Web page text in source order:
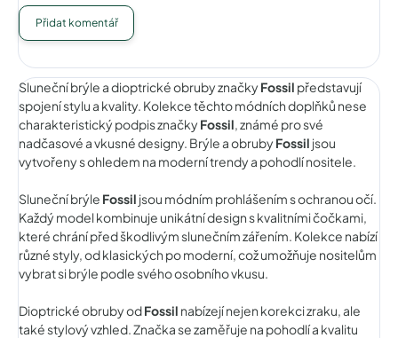
Přidat komentář
Sluneční brýle a dioptrické obruby značkyFossil představují
spojení stylu a kvality. Kolekce těchto módních doplňků nese
charakteristický podpis značkyFossil, známé pro své
nadčasové a vkusné designy. Brýle a obrubyFossil jsou
vytvořeny s ohledem na moderní trendy a pohodlí nositele.
Sluneční brýle Fossil jsou módním prohlášením s ochranou očí.
Každý model kombinuje unikátní design s kvalitními čočkami,
které chrání před škodlivým slunečním zářením. Kolekce nabízí
různé styly, od klasických po moderní, což umožňuje nositelům
vybrat si brýle podle svého osobního vkusu.
Dioptrické obruby odFossil nabízejí nejen korekci zraku, ale
také stylový vzhled. Značka se zaměřuje na pohodlí a kvalitu